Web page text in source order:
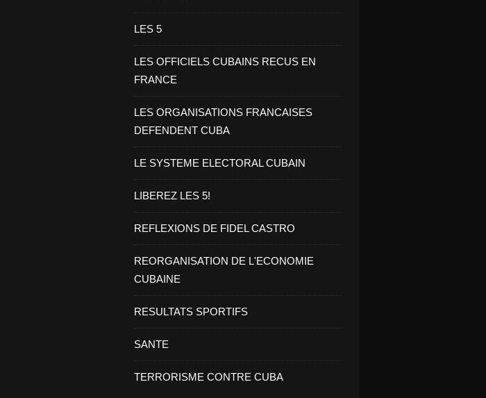
LES 5
LES OFFICIELS CUBAINS RECUS EN
FRANCE
LES ORGANISATIONS FRANCAISES
DEFENDENT CUBA
LE SYSTEME ELECTORAL CUBAIN
LIBEREZ LES 5!
REFLEXIONS DE FIDEL CASTRO
REORGANISATION DE L'ECONOMIE
CUBAINE
RESULTATS SPORTIFS
SANTE
TERRORISME CONTRE CUBA